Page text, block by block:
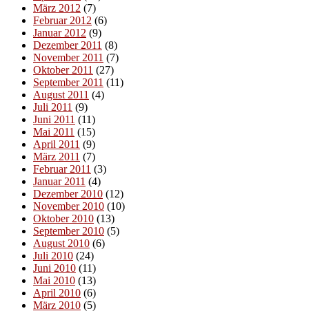
März 2012 (7)
Februar 2012 (6)
Januar 2012 (9)
Dezember 2011 (8)
November 2011 (7)
Oktober 2011 (27)
September 2011 (11)
August 2011 (4)
Juli 2011 (9)
Juni 2011 (11)
Mai 2011 (15)
April 2011 (9)
März 2011 (7)
Februar 2011 (3)
Januar 2011 (4)
Dezember 2010 (12)
November 2010 (10)
Oktober 2010 (13)
September 2010 (5)
August 2010 (6)
Juli 2010 (24)
Juni 2010 (11)
Mai 2010 (13)
April 2010 (6)
März 2010 (5)